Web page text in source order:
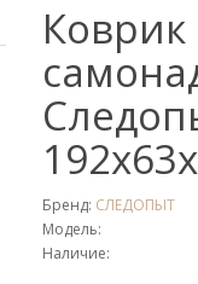
Коврик
Бренд: СЛЕДОПЫТ
Модель:
Наличие: